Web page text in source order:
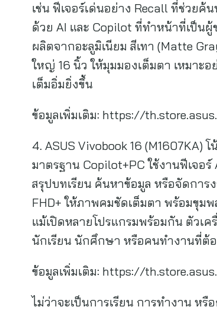
เช่น ฟีเจอร์เด่นอย่าง Recall ที่ช่วย
ด้วย AI และ Copilot ที่ทำหน้าที่เป็นผู้
ผลิตจากอะลูมิเนียม สีเทา (Matte
ใหญ่ 16 นิ้ว ให้มุมมองเต็มตา เหมา
เต็มอิ่มยิ่งขึ้น
ข้อมูลเพิ่มเติม: https://
4. ASUS Vivobook 16
มาตรฐาน Copilot+PC ใช้งานฟีเจอ
สรุปบทเรียน ค้นหาข้อมูล หรือจัดการ
FHD+ ให้ภาพคมชัดเต็มตา พร้อมขุมพ
แม้เปิดหลายโปรแกรมพร้อมกัน ตัวเ
นักเรียน นักศึกษา หรือคนทำงานที่ต้
ข้อมูลเพิ่มเติม: https://
ไม่ว่าจะเป็นการเรียน การทำงาน ห